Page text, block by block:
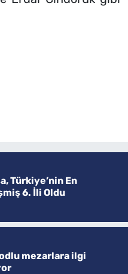
Türkiye’nin En
6. İli Oldu
mezarlara ilgi